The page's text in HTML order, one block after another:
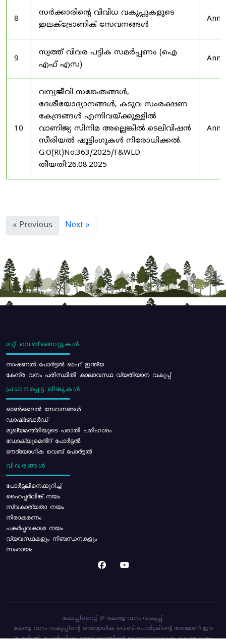
8
സർക്കാരിന്റെ വിവിധ വകുപ്പുകളുടെ
ഇലക്ട്രോണിക് സേവനങ്ങൾ
9
സ്വത്ത് വിവര പട്ടിക സമർപ്പണം (ഐ
എഫ് എസ)
10
വന്യജീവി സങ്കേതങ്ങൾ,
ദേശീയോദ്യാനങ്ങൾ, കടുവ സംരക്ഷണ
കേന്ദ്രങ്ങൾ എന്നിവയ്ക്കുള്ളിൽ
വാണിജ്യ സിനിമ അല്ലെങ്കിൽ ടെലിവിഷൻ
സീരിയൽ ഷൂട്ടിംഗുകൾ നിരോധിക്കൽ.
G.O(Rt)No.363/2025/F&WLD
തീയതി:26.08.2025
« Previous Next »
മറ്റ് വെബ്സൈറ്റുകൾ
നാഷണൽ പോർട്ടൽ ഓഫ് ഇന്ത്യ
കേന്ദ്ര വനം പരിസ്ഥിതി കാലാവസ്ഥ വ്യതിയാന വകുപ്പ്
പ്രധാനപ്പെട്ട ലിങ്കുകൾ
ഓൺലൈൻ സേവനങ്ങൾ
ഡാഷ്ബോർഡ്
മുഖ്യമന്ത്രിയുടെ പരാതി പരിഹാരം
ഡോക്യുമെൻ്റ് പോർട്ടൽ
ഔദ്യോഗിക വെബ് പോർട്ടൽ
വിവരങ്ങൾ
പോര്‍ട്ടലിനെക്കുറിച്ച്
ഹൈപ്പർലിങ്ക് നയം
സ്വകാര്യതാ നയം
നിരാകരണം
പകർപ്പവകാശ നയം
വ്യവസ്ഥകളും നിബന്ധനകളും
സഹായം
കോപ്പിറൈറ്റ് @ കേരള വനം വകുപ്പ്.
കേരള വനം വകുപ്പിന്റെ ഔദ്യോഗിക വെബ്-പോർട്ടലിന്റെ ഭാഗമാണ് ഈ
പോർട്ടൽ. പോർട്ടലിലെ ഉള്ളടക്കത്തിന്റെ ഉടമസ്ഥാവകാശം കേരള വനം